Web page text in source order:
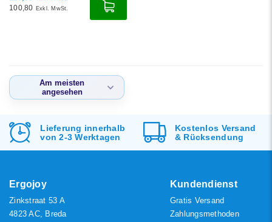
100,80 Exkl. MwSt.
Am meisten
angesehen
Neueste Produkte
Höchster Preis
Lieferung innerhalb
von 2-3 Werktagen
Kostenlos Versand
& Rücksendung
Ergojoy
Zinkstraat 53 A
4823 AC, Breda
Kundendienst
Gratis Versand
Zahlungsmethoden